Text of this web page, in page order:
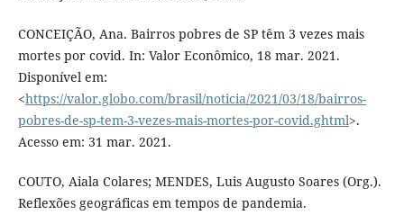
CONCEIÇÃO, Ana. Bairros pobres de SP têm 3 vezes mais
mortes por covid. In: Valor Econômico, 18 mar. 2021.
Disponível em:
<https://valor.globo.com/brasil/noticia/2021/03/18/bairros-
pobres-de-sp-tem-3-vezes-mais-mortes-por-covid.ghtml>.
Acesso em: 31 mar. 2021.
COUTO, Aiala Colares; MENDES, Luis Augusto Soares (Org.).
Reflexões geográficas em tempos de pandemia.